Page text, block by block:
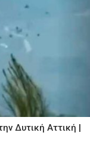
Δυτική Αττική |